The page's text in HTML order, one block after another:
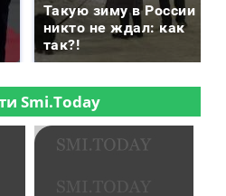
Такую зиму в России
никто не ждал: как
так?!